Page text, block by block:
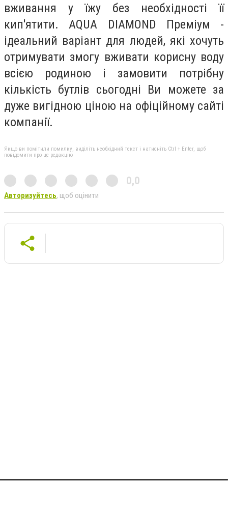
вживання у їжу без необхідності її
кип'ятити. AQUA DIAMOND Преміум -
ідеальний варіант для людей, які хочуть
отримувати змогу вживати корисну воду
всією родиною і замовити потрібну
кількість бутлів сьогодні Ви можете за
дуже вигідною ціною на офіційному сайті
компанії.
Якщо ви помітили помилку, виділіть необхідний текст і натисніть Ctrl + Enter, щоб
повідомити про це редакцію
0,0
Авторизуйтесь, щоб оцінити